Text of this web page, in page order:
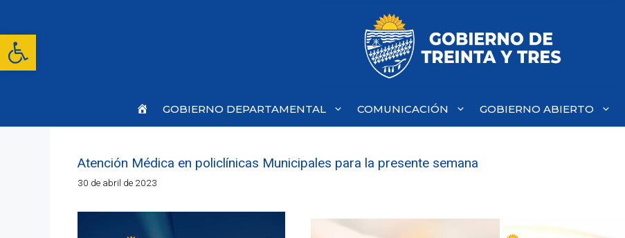
Abrir barra de herramientas
contenido
Inicio
GOBIERNO DEPARTAMENTAL COMUNICACIÓN GOBIERNO ABIERTO
Atención Médica en policlínicas Municipales para la presente semana
30 de abril de 2023